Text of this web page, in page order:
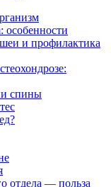
и профилактика
спины
отдела — польза